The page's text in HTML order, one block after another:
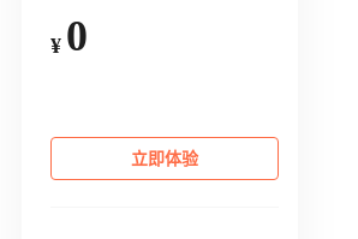
¥ 0
立即体验